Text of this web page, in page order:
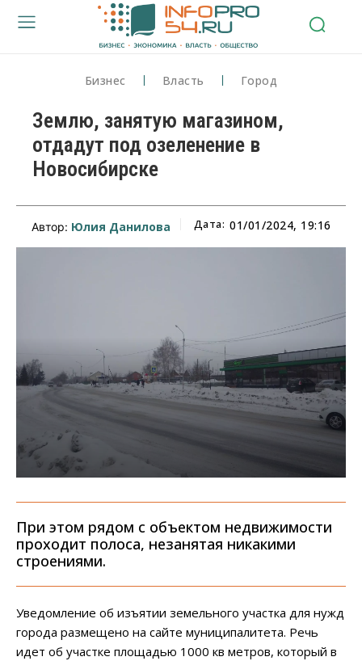
Бизнес Власть Город
Землю, занятую магазином,
отдадут под озеленение в
Новосибирске
Автор: Юлия Данилова Дата: 01/01/2024, 19:16
При этом рядом с объектом недвижимости
проходит полоса, незанятая никакими
строениями.
Уведомление об изъятии земельного участка для нужд
города размещено на сайте муниципалитета. Речь
идет об участке площадью 1000 кв метров, который в